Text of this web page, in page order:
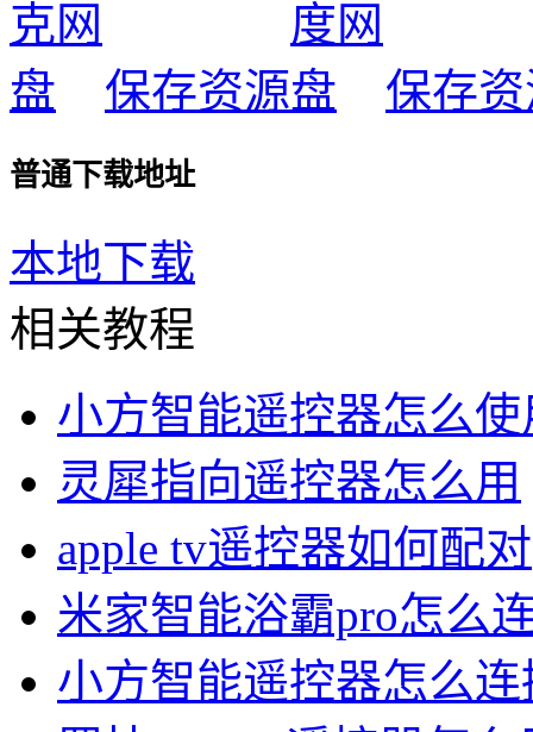
保存资源 保存
普通下载地址
本地下载
相关教程
小方智能遥控器怎么使
灵犀指向遥控器怎么用
apple tv遥控器如何配对
米家智能浴霸pro怎么
小方智能遥控器怎么